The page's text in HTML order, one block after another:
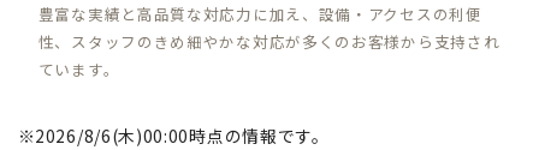
豊富な実績と高品質な対応力に加え、設備・アクセスの利便
性、スタッフのきめ細やかな対応が多くのお客様から支持され
ています。
2026/8/6(木)00:00時点の情報です。